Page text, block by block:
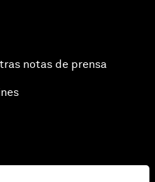
notas de prensa